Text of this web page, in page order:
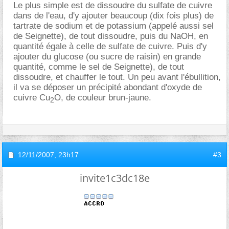
Le plus simple est de dissoudre du sulfate de cuivre
dans de l'eau, d'y ajouter beaucoup (dix fois plus) de
tartrate de sodium et de potassium (appelé aussi sel
de Seignette), de tout dissoudre, puis du NaOH, en
quantité égale à celle de sulfate de cuivre. Puis d'y
ajouter du glucose (ou sucre de raisin) en grande
quantité, comme le sel de Seignette), de tout
dissoudre, et chauffer le tout. Un peu avant l'ébullition,
il va se déposer un précipité abondant d'oxyde de
cuivre Cu2O, de couleur brun-jaune.
12/11/2007, 23h17 #3
invite1c3dc18e